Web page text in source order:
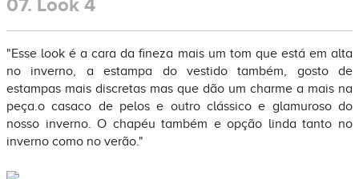
07. Look 4
"Esse look é a cara da fineza mais um tom que está em alta
no inverno, a estampa do vestido também, gosto de
estampas mais discretas mas que dão um charme a mais na
peça.o casaco de pelos e outro clássico e glamuroso do
nosso inverno. O chapéu também e opção linda tanto no
inverno como no verão."